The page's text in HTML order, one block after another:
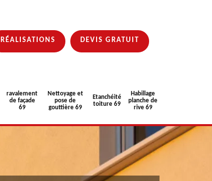
RÉALISATIONS DEVIS GRATUIT
ravalement
de façade
69
Nettoyage et
pose de
gouttière 69
Etanchéité
toiture 69
Habillage
planche de
rive 69